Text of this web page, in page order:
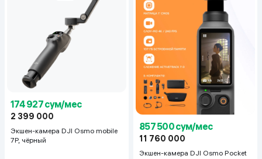
174 927 сум/мес
2 399 000
Экшен-камера DJI Osmo mobile
7P, чёрный
857 500 сум/мес
11 760 000
Экшен-камера DJI Osmo Pocket